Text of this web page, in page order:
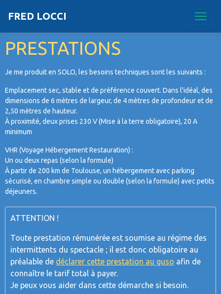
FRED LOCCI
PRESTATIONS
Je me produit en SOLO, les besoins techniques sont les suivants :
Emplacement sec, stable et de préférence couvert. Dans l'idéal, des
dimensions de 6 mètres de largeur, de 4 mètres de profondeur et de
2,50 mètres de hauteur.
À proximité, deux prises 230 V (Mise à la terre obligatoire), 20 A
minimum
VHR (Voyage Hébergement Restauration) :
Un ou deux repas (selon la formule)
À partir de 200 km de Toulouse, un hébergement avec parking
sécurisé, en chambre simple ou double (selon la formule) avec petits
déjeuners.
ATTENTION !
Toute prestation rémunérée est soumise au régime des
intermittents du spectacle ; il est donc obligatoire au
préalable de déclarer cette prestation au guso afin de
connaître le tarif total à payer.
Je peux vous aider dans cette démarche si besoin.